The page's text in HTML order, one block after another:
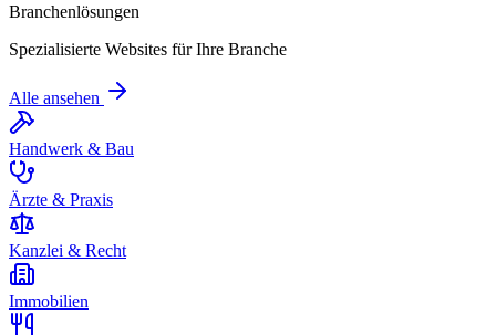
Branchenlösungen
Spezialisierte Websites für Ihre Branche
Alle ansehen
Handwerk & Bau
Ärzte & Praxis
Kanzlei & Recht
Immobilien